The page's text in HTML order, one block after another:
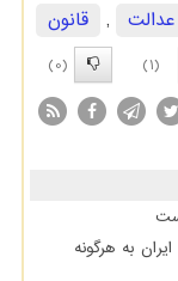
,
قانون
(1)
(0)
به هرگونه